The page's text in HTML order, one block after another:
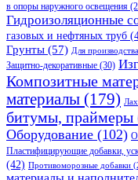
в опоры наружного освещения
Гидроизоляционные
газовых и нефтяных труб
Грунты (57) Для
Защитно-декоративные (30)
Композитные
материалы (179)
битумы, праймеры
Оборудование (102)
Пластифицирующие добавки,
(42) Противоморозные добавки